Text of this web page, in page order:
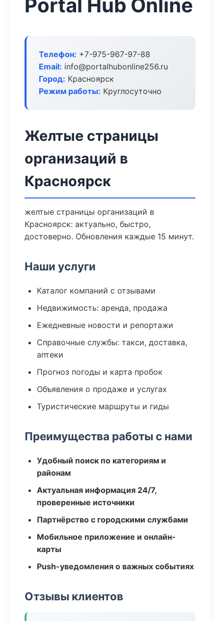
Portal Hub Online
Телефон: +7-975-967-97-88
Email: info@portalhubonline256.ru
Город: Красноярск
Режим работы: Круглосуточно
Желтые страницы
организаций в
Красноярск
желтые страницы организаций в
Красноярск: актуально, быстро,
достоверно. Обновления каждые 15 минут.
Наши услуги
Каталог компаний с отзывами
Недвижимость: аренда, продажа
Ежедневные новости и репортажи
Справочные службы: такси, доставка,
аптеки
Прогноз погоды и карта пробок
Объявления о продаже и услугах
Туристические маршруты и гиды
Преимущества работы с нами
Удобный поиск по категориям и
районам
Актуальная информация 24/7,
проверенные источники
Партнёрство с городскими службами
Мобильное приложение и онлайн-
карты
Push-уведомления о важных событиях
Отзывы клиентов